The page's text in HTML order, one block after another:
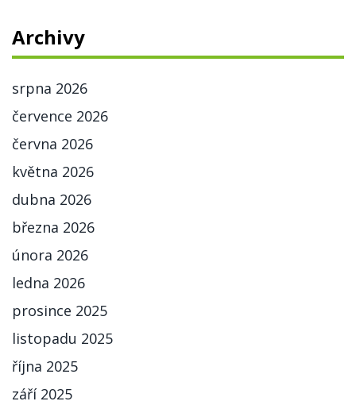
Archivy
srpna 2026
července 2026
června 2026
května 2026
dubna 2026
března 2026
února 2026
ledna 2026
prosince 2025
listopadu 2025
října 2025
září 2025